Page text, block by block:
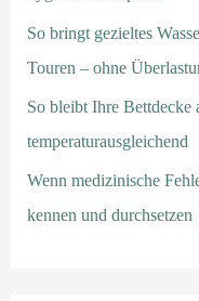
So bringt gezieltes
Touren – ohne
So bleibt Ihre Bettdecke
temperaturausgleichend
Wenn medizinische
kennen und durchsetzen